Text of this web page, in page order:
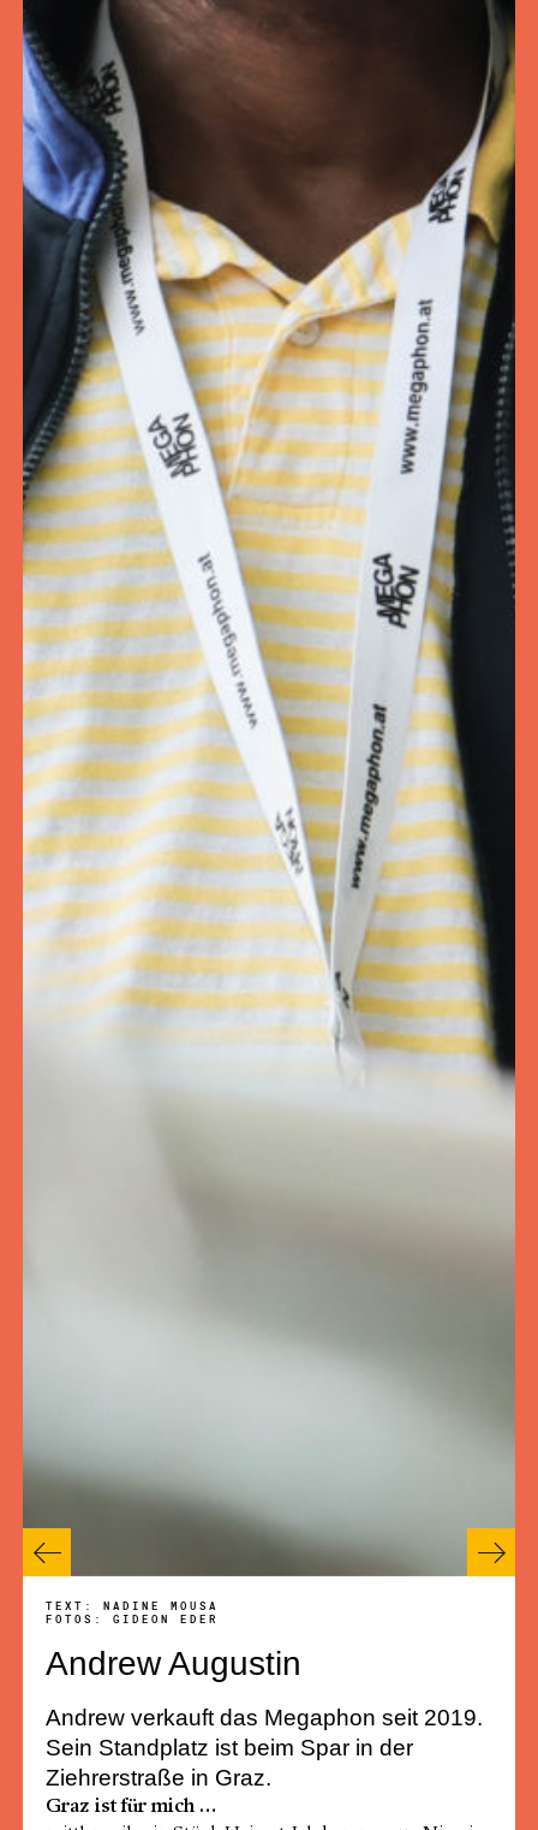
TEXT: NADINE MOUSA
FOTOS: GIDEON EDER
Andrew Augustin
Andrew verkauft das Megaphon seit 2019.
Sein Standplatz ist beim Spar in der
Ziehrerstraße in Graz.
Graz ist für mich …